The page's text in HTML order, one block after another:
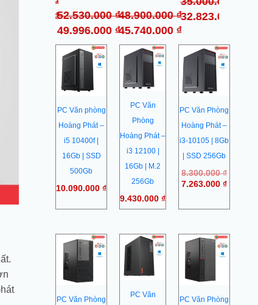
₫52.530.000₫
49.996.000 ₫
48.900.000₫
45.740.000 ₫
32.823.000
PC Văn phòng
Hoàng Phát –
i5 10400f |
16Gb | SSD
500Gb
10.090.000₫
PC Văn
Phòng
Hoàng Phát –
i3 12100 |
16Gb | M.2
256Gb
9.430.000₫
PC Văn Phòng
Hoàng Phát –
i3-10105 | 8Gb
| SSD 256Gb
8.300.000₫
Giá
gốc
7.263.000₫
Giá
hiện
PC Văn Phòng
Giá
gốc
9.500.000 ₫.
Giá
hiện
PC Văn
PC Văn Phòng